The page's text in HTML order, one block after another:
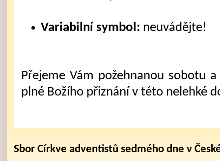
Variabilní symbol: neuvádějte!
Přejeme Vám požehnanou sobotu
plné Božího přiznání v této nelehké
Sbor Církve adventistů sedmého dne v